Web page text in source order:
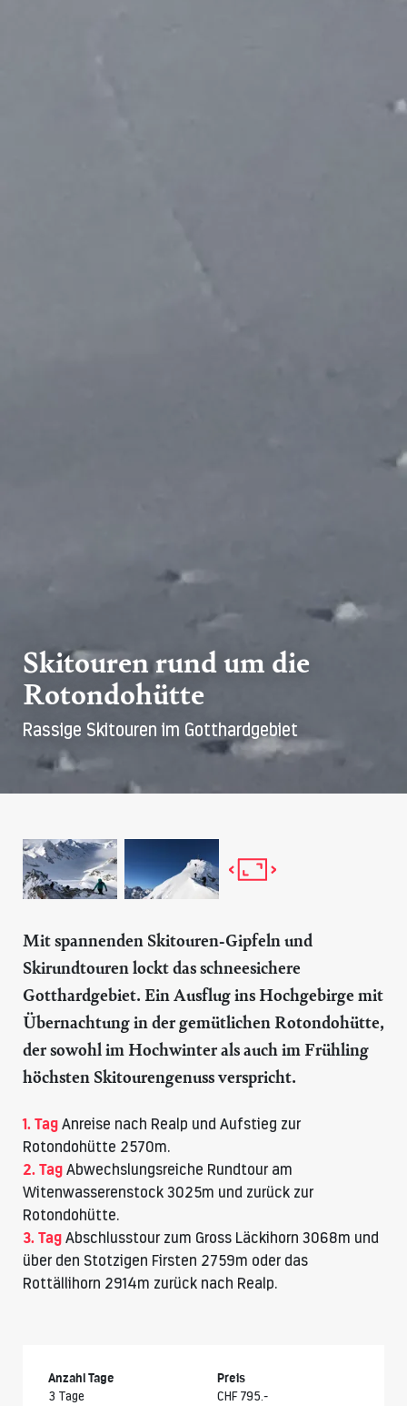
Skitouren rund um die
Rotondohütte
Rassige Skitouren im Gotthardgebiet
Mit spannenden Skitouren-Gipfeln und
Skirundtouren lockt das schneesichere
Gotthardgebiet. Ein Ausflug ins Hochgebirge mit
Übernachtung in der gemütlichenRotondohütte,
der sowohl im Hochwinter als auch im Frühling
höchsten Skitourengenuss verspricht.
1. Tag Anreise nach Realp und Aufstieg zur
Rotondohütte 2570m.
2. Tag Abwechslungsreiche Rundtour am
Witenwasserenstock 3025m und zurück zur
Rotondohütte.
3. Tag Abschlusstour zum Gross Läckihorn 3068m und
über den Stotzigen Firsten 2759m oder das
Rottällihorn 2914m zurück nach Realp.
Anzahl Tage
3 Tage
Preis
CHF 795.-